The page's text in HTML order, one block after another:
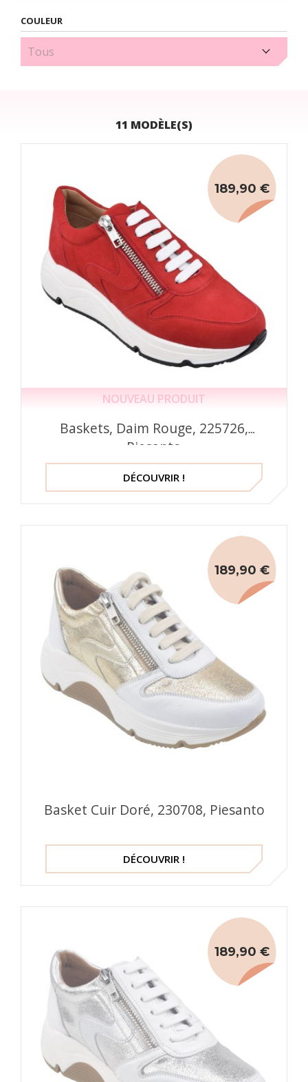
COULEUR
Rouge (1)
11 MODÈLE(S)
NOUVEAU PRODUIT
Baskets, Daim Rouge, 225726,
Piesanto
189,90 €
DÉCOUVRIR !
Basket Cuir Doré, 230708, Piesanto
189,90 €
DÉCOUVRIR !
189,90 €